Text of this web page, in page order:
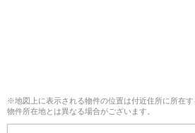
※地図上に表示される物件の位置は付近住所に所在
物件所在地とは異なる場合がございます。